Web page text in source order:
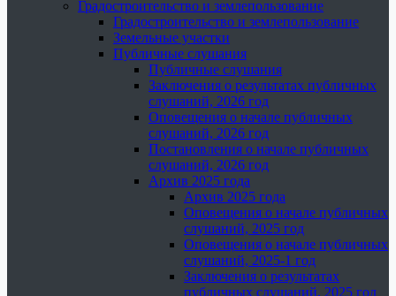
Градостроительство и землепользование
Градостроительство и землепользование
Земельные участки
Публичные слушания
Публичные слушания
Заключения о результатах публичных
слушаний, 2026 год
Оповещения о начале публичных
слушаний, 2026 год
Постановления о начале публичных
слушаний, 2026 год
Архив 2025 года
Архив 2025 года
Оповещения о начале публичных
слушаний, 2025 год
Оповещения о начале публичных
слушаний, 2025-1 год
Заключения о результатах
публичных слушаний, 2025 год